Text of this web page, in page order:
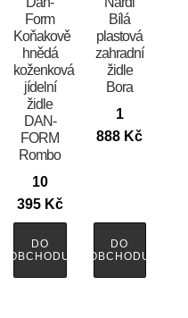
Form
Koňakově
hnědá
koženková
jídelní
židle
DAN-
FORM
Rombo
10
395 Kč
DO
OBCHODU
Bílá
plastová
zahradní
židle
Bora
1
888 Kč
DO
OBCHODU